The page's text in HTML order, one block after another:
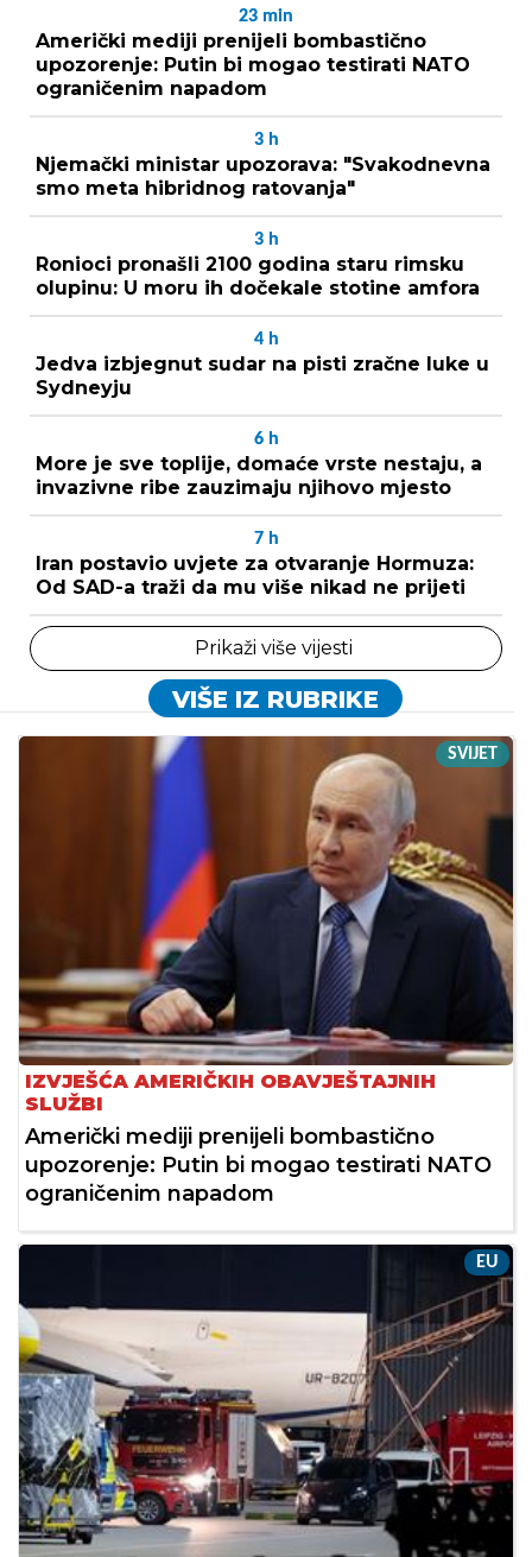
23 min
Američki mediji prenijeli bombastično
upozorenje: Putin bi mogao testirati NATO
ograničenim napadom
3 h
Njemački ministar upozorava: "Svakodnevna
smo meta hibridnog ratovanja"
3 h
Ronioci pronašli 2100 godina staru rimsku
olupinu: U moru ih dočekale stotine amfora
4 h
Jedva izbjegnut sudar na pisti zračne luke u
Sydneyju
6 h
More je sve toplije, domaće vrste nestaju, a
invazivne ribe zauzimaju njihovo mjesto
7 h
Iran postavio uvjete za otvaranje Hormuza:
Od SAD-a traži da mu više nikad ne prijeti
Prikaži više vijesti
VIŠE IZ RUBRIKE
SVIJET
IZVJEŠĆA AMERIČKIH OBAVJEŠTAJNIH
SLUŽBI
Američki mediji prenijeli bombastično
upozorenje: Putin bi mogao testirati NATO
ograničenim napadom
EU